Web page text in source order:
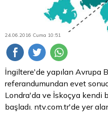
24.06.2016 Cuma 10:51
İngiltere'de yapılan Avrupa
referandumundan evet
Londra'da ve İskoçya kendi
başladı. ntv.com.tr'de yer